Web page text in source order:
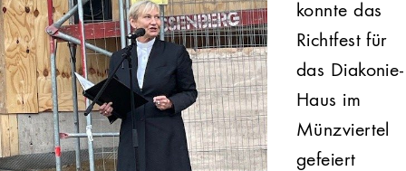
konnte das
Richtfest für
das Diakonie-
Haus im
Münzviertel
gefeiert